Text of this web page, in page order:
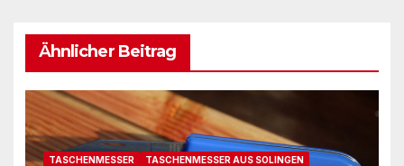
Ähnlicher Beitrag
TASCHENMESSER TASCHENMESSER AUS SOLINGEN